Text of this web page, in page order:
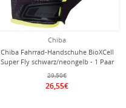
Chiba
Chiba Fahrrad-Handschuhe BioXCell
Super Fly schwarz/neongelb - 1 Paar
29,50€
26,55€